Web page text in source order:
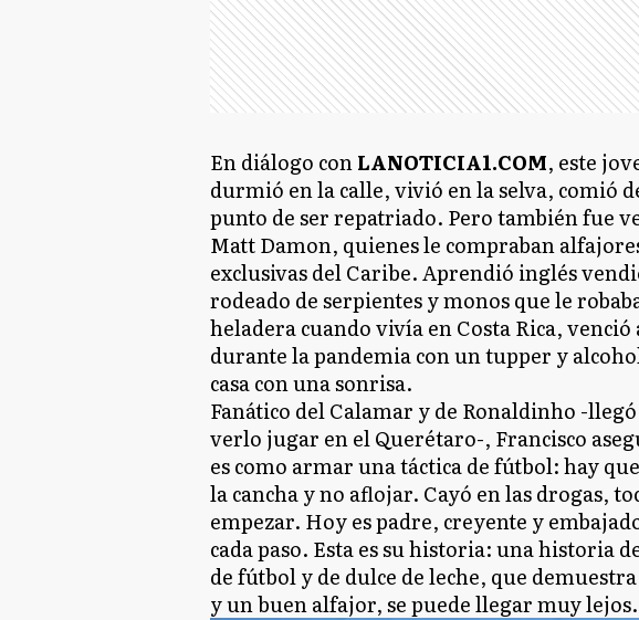
En diálogo conLANOTICIA1.COM, este
durmió en la calle, vivió en la selva, comió
punto de ser repatriado. Pero también fue
Matt Damon, quienes le compraban
exclusivas del Caribe. Aprendió inglés
rodeado de serpientes y monos que le
heladera cuando vivía en Costa Rica,
durante la pandemia con un tupper y
casa con una sonrisa.
Fanático del Calamar y de Ronaldinho -
verlo jugar en el Querétaro-, Francisco
es como armar una táctica de fútbol: hay
la cancha y no aflojar. Cayó en las drogas,
empezar. Hoy es padre, creyente y
cada paso. Esta es su historia: una historia
de fútbol y de dulce de leche, que
y un buen alfajor, se puede llegar muy